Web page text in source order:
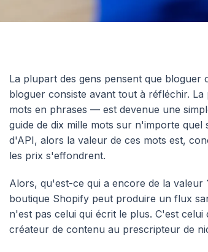
La plupart des gens pensent que bloguer
bloguer consiste avant tout à réfléchir.
mots en phrases — est devenue une
guide de dix mille mots sur n'importe
d'API, alors la valeur de ces mots est,
les prix s'effondrent.
Alors, qu'est-ce qui a encore de la
boutique Shopify peut produire un flux
n'est pas celui qui écrit le plus. C'est
créateur de contenu au prescripteur de